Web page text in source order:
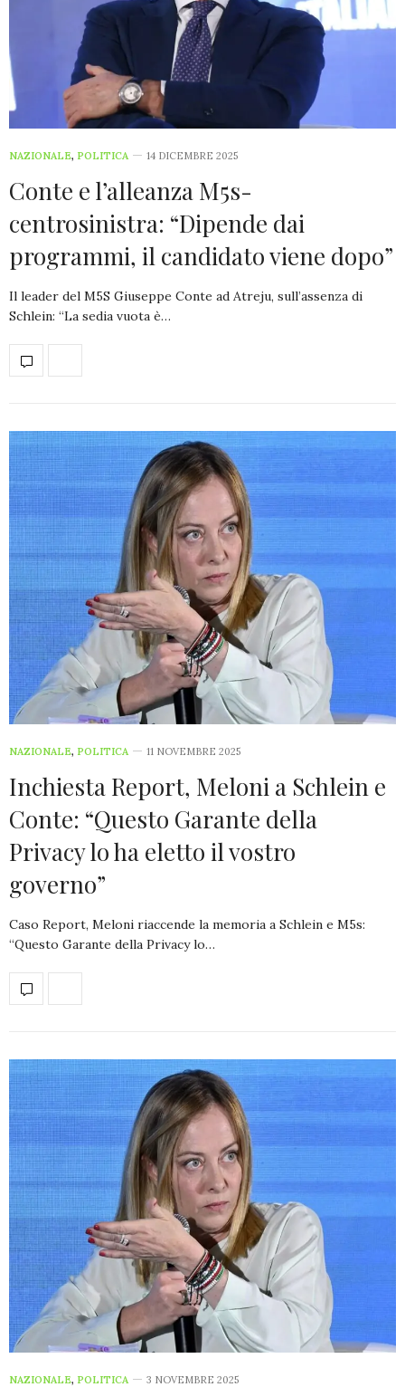
NAZIONALE, POLITICA 14 DICEMBRE 2025
Conte e l’alleanza M5s-
centrosinistra: “Dipende dai
programmi, il candidato viene dopo”
Il leader del M5S Giuseppe Conte ad Atreju, sull’assenza di
Schlein: “La sedia vuota è…
NAZIONALE, POLITICA 11 NOVEMBRE 2025
Inchiesta Report, Meloni a Schlein e
Conte: “Questo Garante della
Privacy lo ha eletto il vostro
governo”
Caso Report, Meloni riaccende la memoria a Schlein e M5s:
“Questo Garante della Privacy lo…
NAZIONALE, POLITICA 3 NOVEMBRE 2025